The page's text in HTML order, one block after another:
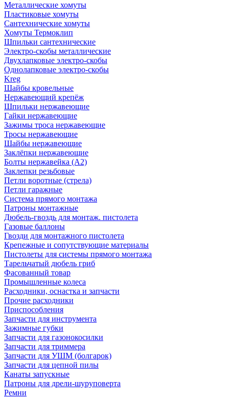
Металлические хомуты
Пластиковые хомуты
Сантехнические хомуты
Хомуты Термоклип
Шпильки сантехнические
Электро-скобы металлические
Двухлапковые электро-скобы
Однолапковые электро-скобы
Kreg
Шайбы кровельные
Нержавеющий крепёж
Шпильки нержавеющие
Гайки нержавеющие
Зажимы троса нержавеющие
Тросы нержавеющие
Шайбы нержавеющие
Заклёпки нержавеющие
Болты нержавейка (А2)
Заклепки резьбовые
Петли воротные (стрела)
Петли гаражные
Система прямого монтажа
Патроны монтажные
Дюбель-гвоздь для монтаж. пистолета
Газовые баллоны
Гвозди для монтажного пистолета
Крепежные и сопутствующие материалы
Пистолеты для системы прямого монтажа
Тарельчатый дюбель гриб
Фасованный товар
Промышленные колеса
Расходники, оснастка и запчасти
Прочие расходники
Приспособления
Запчасти для инструмента
Зажимные губки
Запчасти для газонокосилки
Запчасти для триммера
Запчасти для УШМ (болгарок)
Запчасти для цепной пилы
Канаты запускные
Патроны для дрели-шуруповерта
Ремни